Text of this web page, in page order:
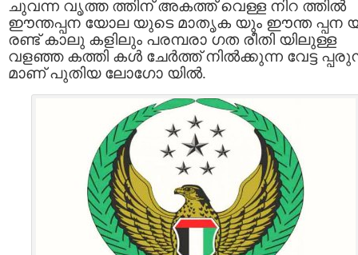
ചുവന്ന വൃത്ത ത്തിന് അകത്ത് വെള്ള നിറ ത്തില്‍
ഈന്തപ്പന യോല യുടെ മാതൃക യും ഈന്ത പ്പന
രണ്ട് കാലു കളിലും പരമ്പരാ ഗത രീതി യിലുള്ള
വളഞ്ഞ കത്തി കള്‍ ചേര്‍ത്ത് നില്‍ക്കുന്ന വേട്ട
മാണ് പുതിയ ലോഗോ യിൽ.